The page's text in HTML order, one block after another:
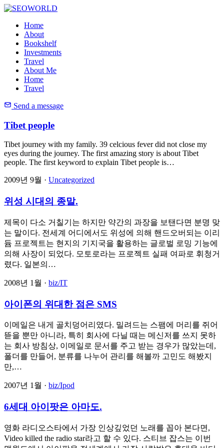
Home
About
Bookshelf
Investments
Travel
About Me
Home
Travel
Send a message
Tibet people
Tibet journey with my family. 39 celcious fever did not close my
eyes during the journey. The first amazing story is about Tibet
people. The first keyword to explain Tibet people is…
2009년 9월 · Uncategorized
위성 시대의 종말.
제목이 다소 거칠기는 하지만 약간의 과장을 보탠다면 분명 맞
는 말이다. 전세계 어디에서도 위성에 의해 핸드오버되는 이리
듐 프로젝트는 현지의 기지국을 활용하는 글로벌 로밍 기능에
의해 사장이 되었다. 모토로라는 프로젝트 실패 여파로 휘청거
렸다. 일본의…
2008년 1월 · biz/IT
아이폰의 위대한 점은 SMS
이메일은 내게 골치덩어리였다. 밀려드는 스팸에 머리를 쥐어
뜯을 뿐만 아니라, 특히 회사에 다닐 때는 메신저를 쓰지 못하
는 회사 방침상, 이메일로 문서를 주고 받는 경우가 많았는데,
폴더를 만들어, 분류를 나누어 관리를 해볼까 고민도 해봤지
만,…
2007년 1월 · biz/Ipod
6세대 아이팟은 아마도.
영화 라디오스타에서 가장 인상깊었던 노래를 꼽아 본다면,
Video killed the radio star라고 할 수 있다. 스티브 잡스는 이번